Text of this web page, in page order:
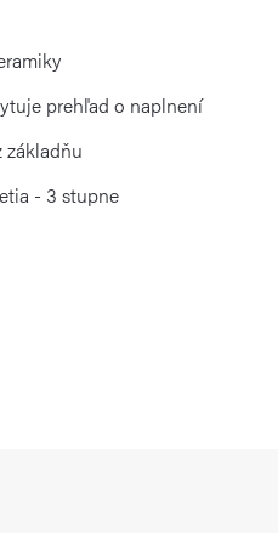
prehľad o naplnení
základňu
- 3 stupne